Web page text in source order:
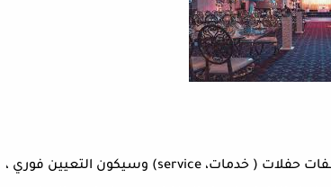
قاعات النعمان في عمان دوار الواحة بحاجة لتعيين موظفات حفلات ( خدمات، service) وسيكون التعيين فوري ،